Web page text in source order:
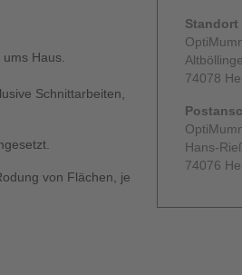
Haus.
Schnittarbeiten,
von Flächen, je
Standort
74078
Hans-
74076